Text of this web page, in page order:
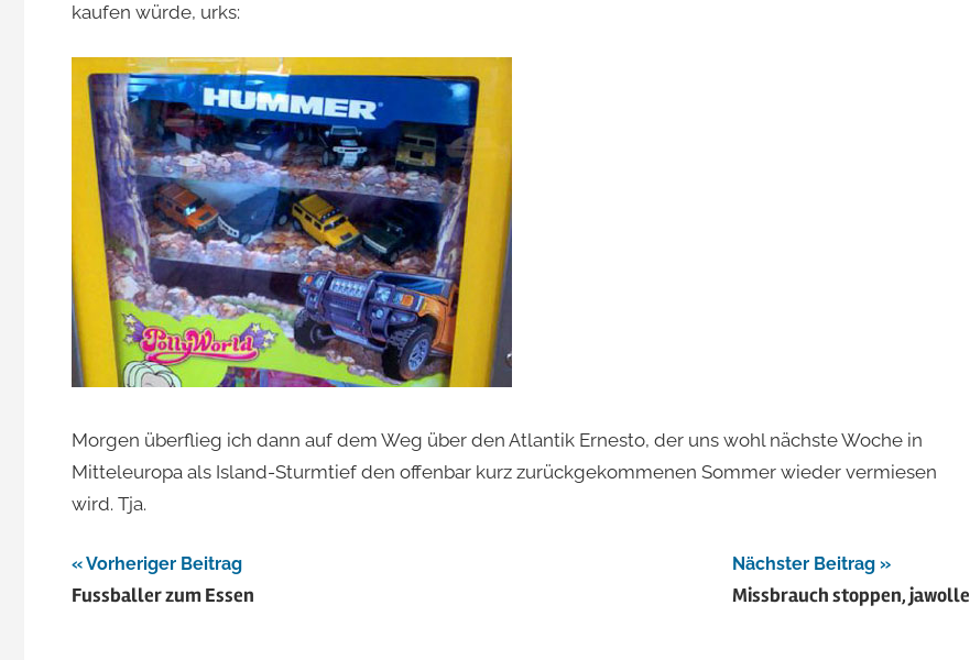
kaufen würde, urks:
Morgen überflieg ich dann auf dem Weg über den Atlantik Ernesto, der uns wohl nächste Woche in
Mitteleuropa als Island-Sturmtief den offenbar kurz zurückgekommenen Sommer wieder vermiesen
wird. Tja.
Beitragsnavigation
Vorheriger Beitrag
Fussballer zum Essen
Nächster Beitrag
Missbrauch stoppen, jawolle